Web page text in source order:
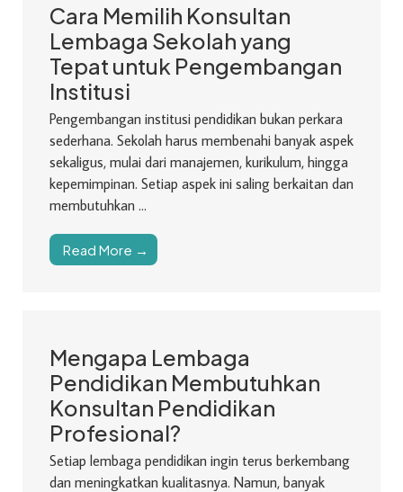
Cara Memilih Konsultan
Lembaga Sekolah yang
Tepat untuk Pengembangan
Institusi
Pengembangan institusi pendidikan bukan perkara
sederhana. Sekolah harus membenahi banyak aspek
sekaligus, mulai dari manajemen, kurikulum, hingga
kepemimpinan. Setiap aspek ini saling berkaitan dan
membutuhkan ...
Read More →
Mengapa Lembaga
Pendidikan Membutuhkan
Konsultan Pendidikan
Profesional?
Setiap lembaga pendidikan ingin terus berkembang
dan meningkatkan kualitasnya. Namun, banyak